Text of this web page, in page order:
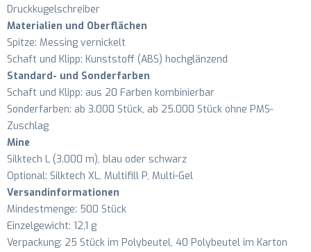
Druckkugelschreiber
Materialien und Oberflächen
Spitze: Messing vernickelt
Schaft und Klipp: Kunststoff (ABS) hochglänzend
Standard- und Sonderfarben
Schaft und Klipp: aus 20 Farben kombinierbar
Sonderfarben: ab 3.000 Stück, ab 25.000 Stück ohne PMS-
Zuschlag
Mine
Silktech L (3.000 m), blau oder schwarz
Optional: Silktech XL, Multifill P, Multi-Gel
Versandinformationen
Mindestmenge: 500 Stück
Einzelgewicht: 12,1 g
Verpackung: 25 Stück im Polybeutel, 40 Polybeutel im Karton